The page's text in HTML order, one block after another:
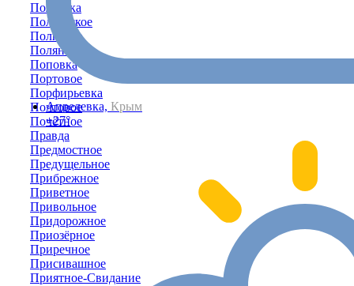
Апрелевка, Крым
+27°
Полтавка
Полтавское
Полюшко
Поляна
Поповка
Портовое
Порфирьевка
Почтовое
Почётное
Правда
Предмостное
Предущельное
Прибрежное
Приветное
Привольное
Придорожное
Приозёрное
Приречное
Присивашное
Приятное-Свидание